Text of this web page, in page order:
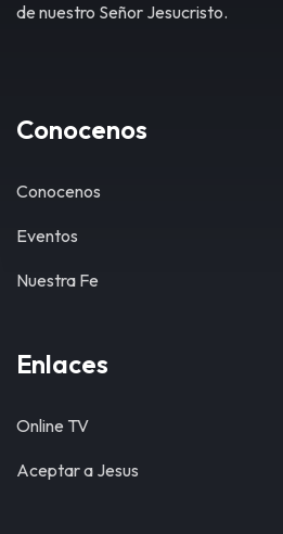
de nuestro Señor Jesucristo.
Conocenos
Conocenos
Eventos
Nuestra Fe
Enlaces
Online TV
Aceptar a Jesus